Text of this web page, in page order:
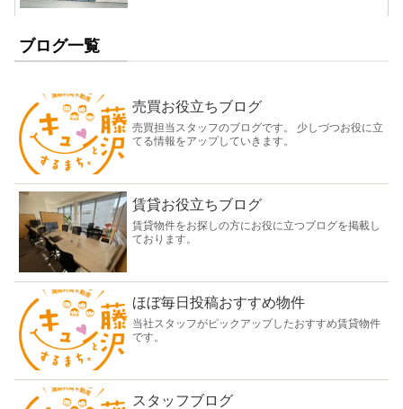
ブログ一覧
売買お役立ちブログ
売買担当スタッフのブログです。 少しづつお役に立
てる情報をアップしていきます。
賃貸お役立ちブログ
賃貸物件をお探しの方にお役に立つブログを掲載し
ております。
ほぼ毎日投稿おすすめ物件
当社スタッフがピックアップしたおすすめ賃貸物件
です。
スタッフブログ